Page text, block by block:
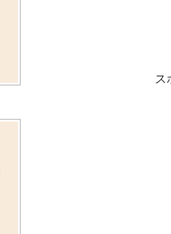
ス